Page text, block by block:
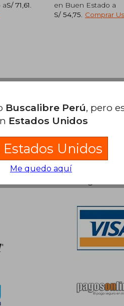
S/ 193,60
aS/ 71,61
55%
dcto.
en Buen Estado a
S/ 54,75
Comprar
Buscalibre Perú, pero
Estados Unidos
Estados Unidos
Me quedo aquí